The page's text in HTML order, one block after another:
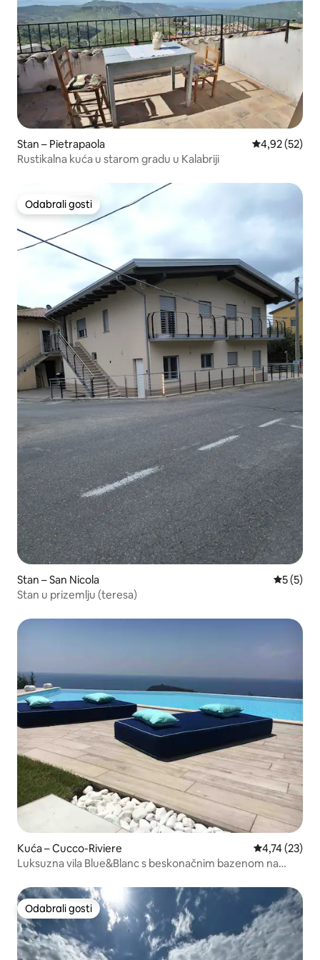
Stan – Pietrapaola Prosječna
4,92 (52)
Rustikalna kuća u starom gradu u Kalabriji
Odabrali gosti
Odabrali gosti
Stan – San Nicola
5 (5)
Stan u prizemlju (teresa)
Kuća – Cucco-Riviere Prosječna
4,74 (23)
Luksuzna vila Blue&Blanc s beskonačnim bazenom na
Odabrali gosti
Odabrali gosti